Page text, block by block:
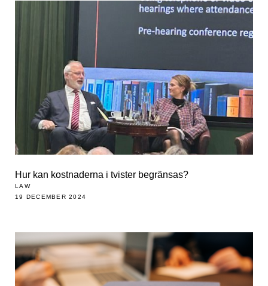
Hur kan kostnaderna i tvister begränsas?
LAW
19 DECEMBER 2024